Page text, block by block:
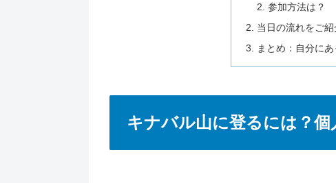
参加方法は？
当日の流れをご紹
まとめ：自分に
キナバル山に登るには？個